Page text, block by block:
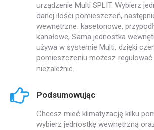
urządzenie Multi SPLIT. Wybierz
danej ilości pomieszczeń,
wewnętrzne: kasetonowe,
kanałowe, Sama jednostka
używa w systemie Multi, dzięki
pomieszczeniu możesz
niezależnie.
Podsumowując
Chcesz mieć klimatyzację kilku
wybierz jednostkę wewnętrzną